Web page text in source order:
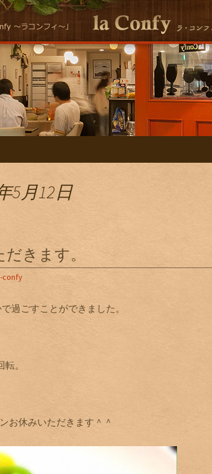
アン la
シーな自然派イタリアンla
5月12日
きます。
confy
過ごすことができました。
。
お休みいただきます＾＾